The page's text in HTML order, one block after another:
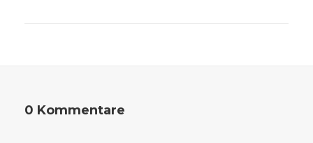
0 Kommentare